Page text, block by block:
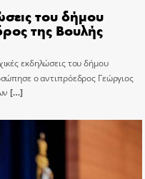
του δήμου
της Βουλής
εκδηλώσεις του δήμου
ο αντιπρόεδρος Γεώργιος
[…]